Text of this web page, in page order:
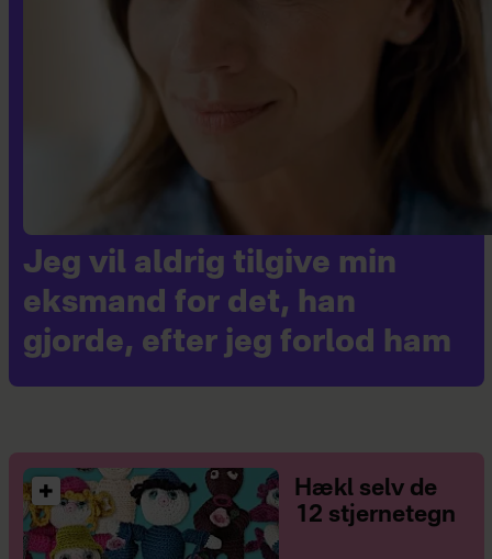
Jeg vil aldrig tilgive min
eksmand for det, han
gjorde, efter jeg forlod ham
Hækl selv de
12 stjernetegn